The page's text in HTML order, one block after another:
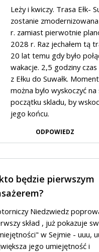
Leży i kwiczy. Trasa Ełk-
zostanie
r. zamiast pierwotnie
2028 r. Raz jechałem tą
20 lat temu gdy było
wakacje. 2,5 godziny
z Ełku do Suwałk.
można bylo wyskoczyć na
początku skladu, by
jego końcu.
ODPOWIEDZ
będzie pierwszym
Niedzwiedz
skład , już pokazuje
w Sejmie - uuu,
jego umiejętność i